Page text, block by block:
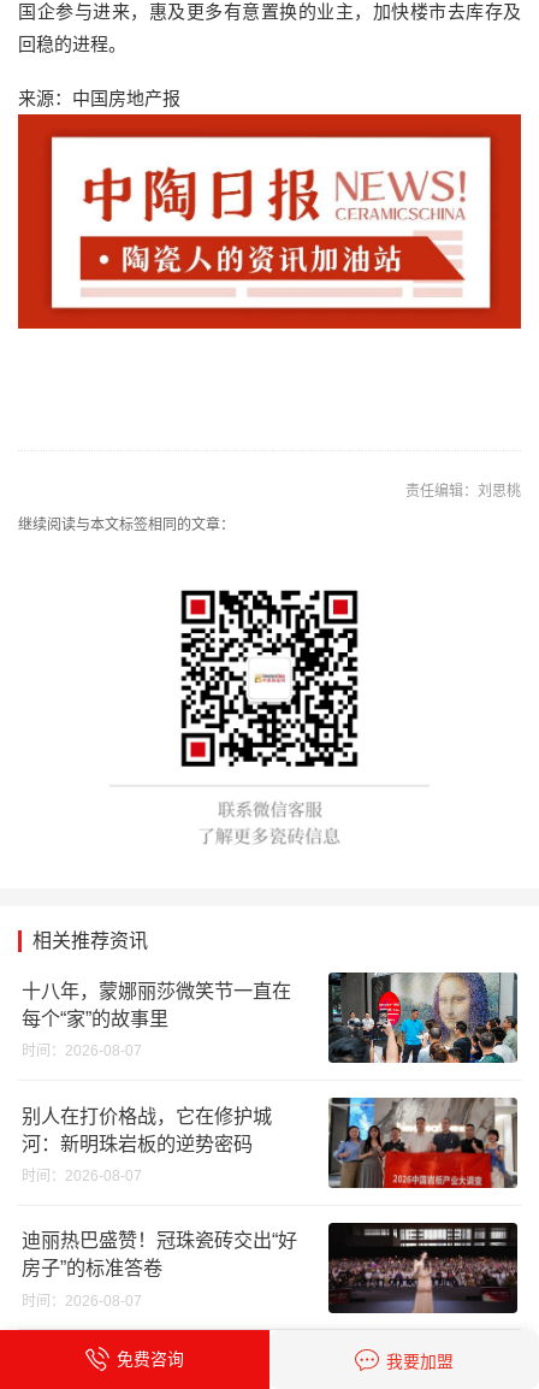
国企参与进来，惠及更多有意置换的业主，加快楼市去库存及
回稳的进程。
来源：中国房地产报
责任编辑：刘思桃
继续阅读与本文标签相同的文章：
相关推荐资讯
十八年，蒙娜丽莎微笑节一直在
每个“家”的故事里
时间：2026-08-07
别人在打价格战，它在修护城
河：新明珠岩板的逆势密码
时间：2026-08-07
迪丽热巴盛赞！冠珠瓷砖交出“好
房子”的标准答卷
时间：2026-08-07
【中陶日报-8.6】一陶企负债1.05
免费咨询 我要加盟